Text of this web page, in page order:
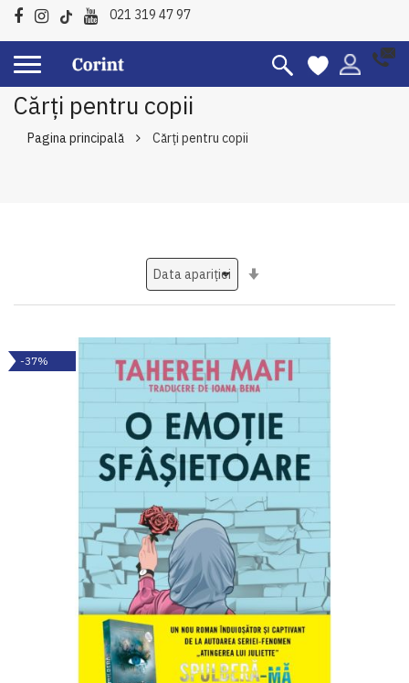
021 319 47 97
Cărți pentru copii
Pagina principală Cărți pentru copii
-37%